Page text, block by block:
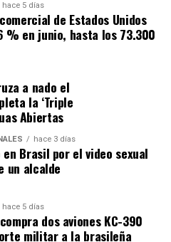
hace 5 días
de Estados Unidos
% en junio, hasta los 73.300
a nado el
la ‘Triple
Abiertas
hace 3 días
en Brasil por el video sexual
un alcalde
hace 5 días
dos aviones KC-390
militar a la brasileña